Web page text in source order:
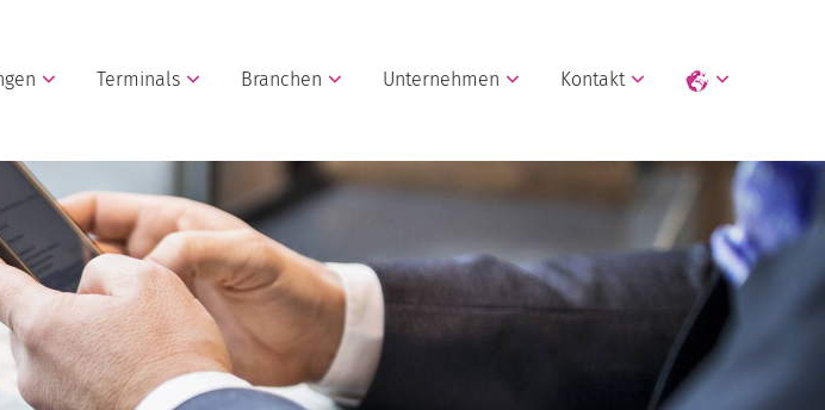
Terminals Branchen Unternehmen Kontakt